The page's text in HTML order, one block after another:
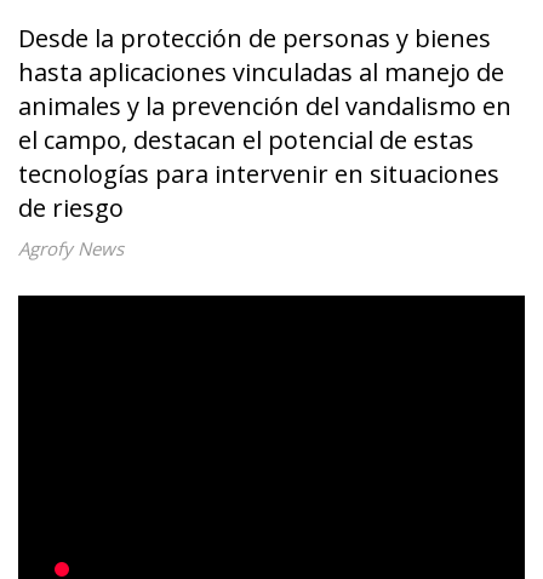
Desde la protección de personas y bienes
hasta aplicaciones vinculadas al manejo de
animales y la prevención del vandalismo en
el campo, destacan el potencial de estas
tecnologías para intervenir en situaciones
de riesgo
Agrofy News